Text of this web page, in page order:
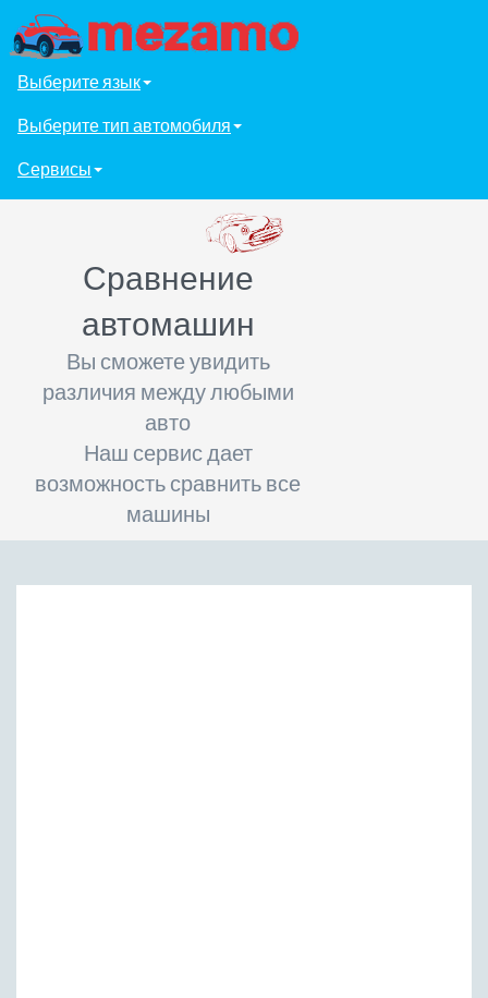
Выберите язык
Выберите тип автомобиля
Сервисы
Сравнение
автомашин
Вы сможете увидить
различия между любыми
авто
Наш сервис дает
возможность сравнить все
машины